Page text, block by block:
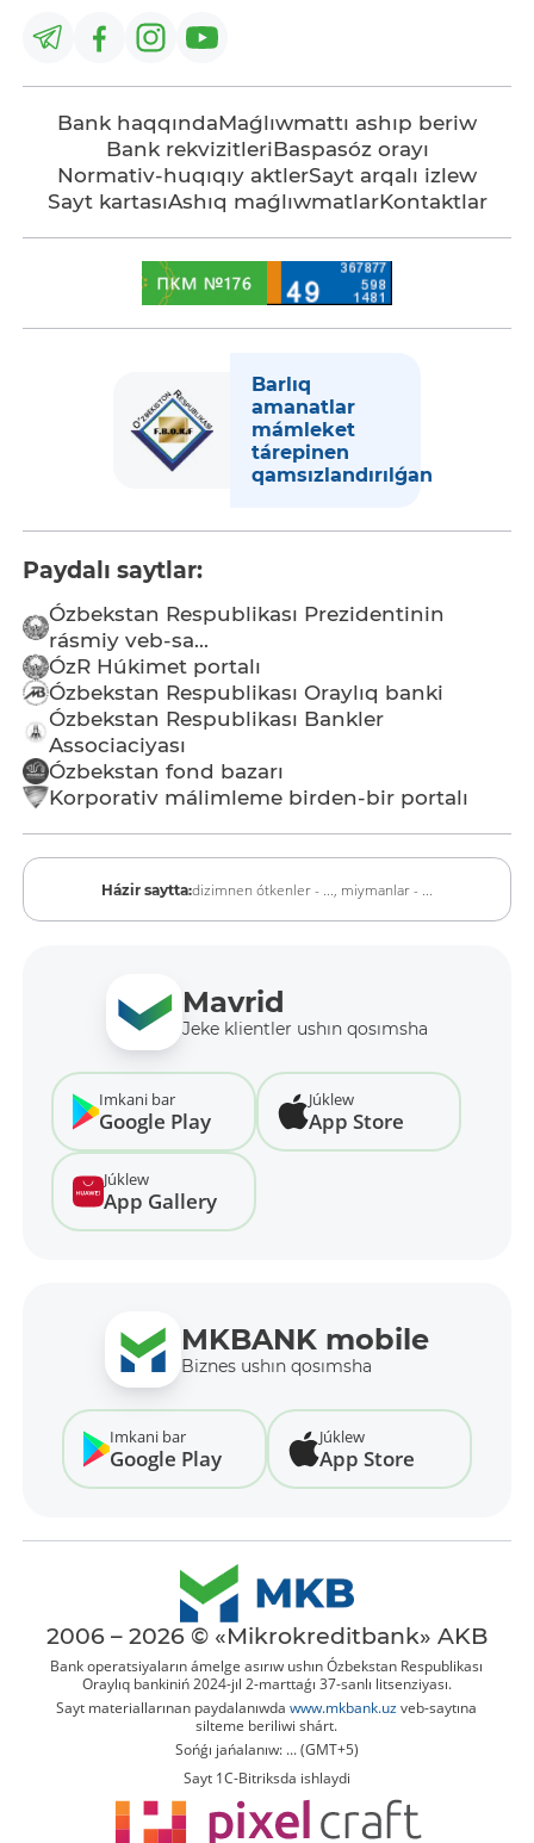
Bank haqqındaMaǵlıwmattı ashıp beriw
Bank rekvizitleriBaspasóz orayı
Normativ-huqıqıy aktlerSayt arqalı izlew
Sayt kartasıAshıq maǵlıwmatlarKontaktlar
Barlıq
amanatlar
mámleket
tárepinen
qamsızlandırılǵan
Paydalı saytlar:
Ózbekstan Respublikası Prezidentinin
rásmiy veb-sa...
ÓzR Húkimet portalı
Ózbekstan Respublikası Oraylıq banki
Ózbekstan Respublikası Bankler
Associaciyası
Ózbekstan fond bazarı
Korporativ málimleme birden-bir portalı
Házir saytta:dizimnen ótkenler - ..., miymanlar - ...
Mavrid
Jeke klientler ushın qosımsha
Imkani bar
Google Play
Júklew
App Store
Júklew
App Gallery
MKBANK mobile
Biznes ushın qosımsha
Imkani bar
Google Play
Júklew
App Store
2006 – 2026 © «Mikrokreditbank» AKB
Bank operatsiyaların ámelge asırıw ushın Ózbekstan Respublikası
Oraylıq bankiniń 2024-jıl 2-marttaǵı 37-sanlı litsenziyası.
Sayt materiallarınan paydalanıwdawww.mkbank.uz veb-saytına
silteme beriliwi shárt.
Sońǵı jańalanıw: ... (GMT+5)
Sayt 1C-Bitriksda ishlaydi